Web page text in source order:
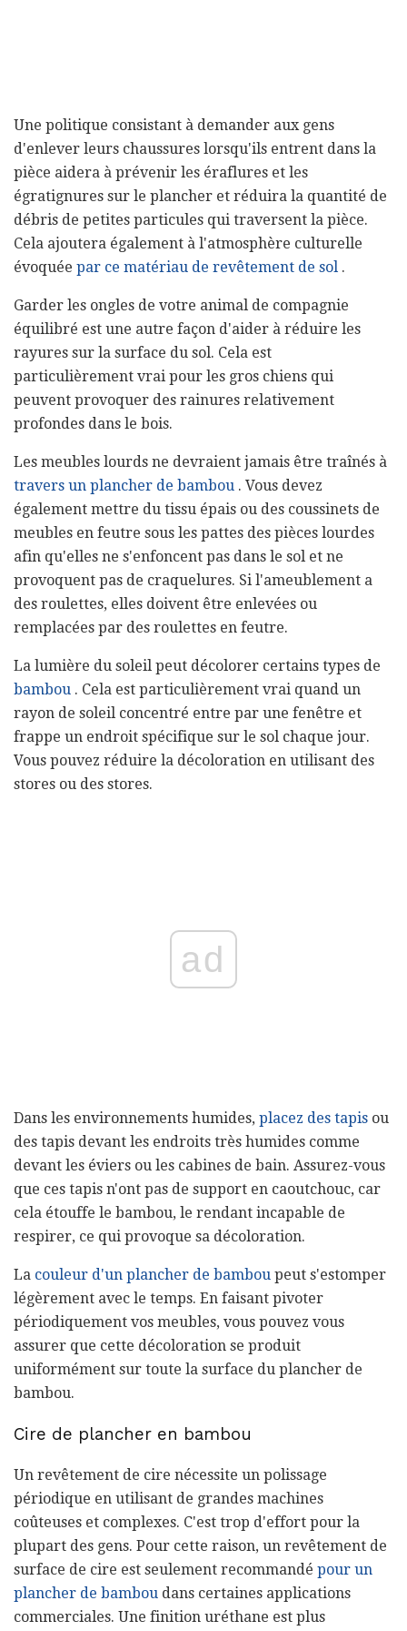
Une politique consistant à demander aux gens
d'enlever leurs chaussures lorsqu'ils entrent dans la
pièce aidera à prévenir les éraflures et les
égratignures sur le plancher et réduira la quantité de
débris de petites particules qui traversent la pièce.
Cela ajoutera également à l'atmosphère culturelle
évoquée par ce matériau de revêtement de sol .
Garder les ongles de votre animal de compagnie
équilibré est une autre façon d'aider à réduire les
rayures sur la surface du sol. Cela est
particulièrement vrai pour les gros chiens qui
peuvent provoquer des rainures relativement
profondes dans le bois.
Les meubles lourds ne devraient jamais être traînés à
travers un plancher de bambou . Vous devez
également mettre du tissu épais ou des coussinets de
meubles en feutre sous les pattes des pièces lourdes
afin qu'elles ne s'enfoncent pas dans le sol et ne
provoquent pas de craquelures. Si l'ameublement a
des roulettes, elles doivent être enlevées ou
remplacées par des roulettes en feutre.
La lumière du soleil peut décolorer certains types de
bambou . Cela est particulièrement vrai quand un
rayon de soleil concentré entre par une fenêtre et
frappe un endroit spécifique sur le sol chaque jour.
Vous pouvez réduire la décoloration en utilisant des
stores ou des stores.
ad
Dans les environnements humides, placez des tapis ou
des tapis devant les endroits très humides comme
devant les éviers ou les cabines de bain. Assurez-vous
que ces tapis n'ont pas de support en caoutchouc, car
cela étouffe le bambou, le rendant incapable de
respirer, ce qui provoque sa décoloration.
La couleur d'un plancher de bambou peut s'estomper
légèrement avec le temps. En faisant pivoter
périodiquement vos meubles, vous pouvez vous
assurer que cette décoloration se produit
uniformément sur toute la surface du plancher de
bambou.
Cire de plancher en bambou
Un revêtement de cire nécessite un polissage
périodique en utilisant de grandes machines
coûteuses et complexes. C'est trop d'effort pour la
plupart des gens. Pour cette raison, un revêtement de
surface de cire est seulement recommandé pour un
plancher de bambou dans certaines applications
commerciales. Une finition uréthane est plus